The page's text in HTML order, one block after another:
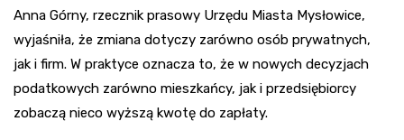
Anna Górny, rzecznik prasowy Urzędu Miasta Mysłowice,
wyjaśniła, że zmiana dotyczy zarówno osób prywatnych,
jak i firm. W praktyce oznacza to, że w nowych decyzjach
podatkowych zarówno mieszkańcy, jak i przedsiębiorcy
zobaczą nieco wyższą kwotę do zapłaty.